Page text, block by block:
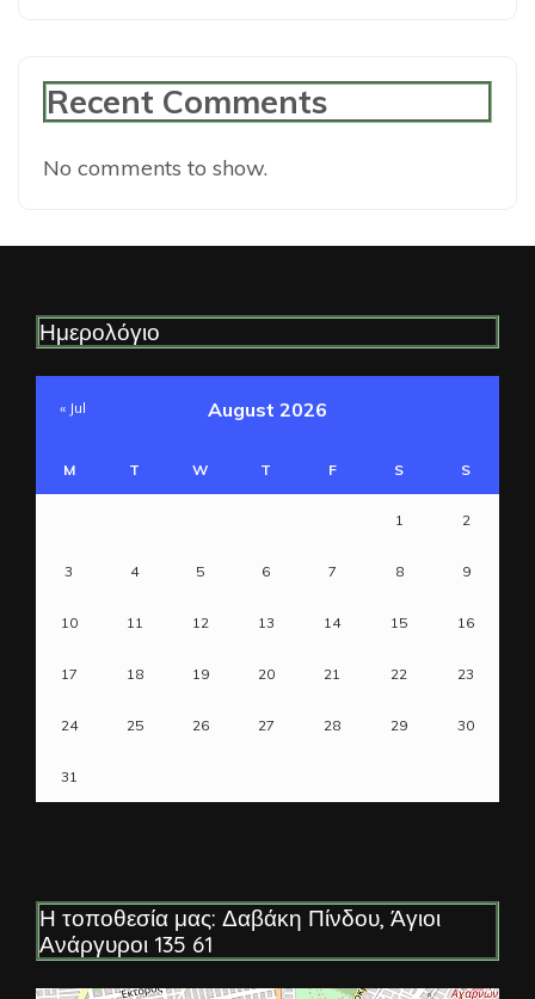
Recent Comments
No comments to show.
Ημερολόγιο
August 2026
M T W T F S S
1 2
3 4 5 6 7 8 9
10 11 12 13 14 15 16
17 18 19 20 21 22 23
24 25 26 27 28 29 30
31
« Jul
Η τοποθεσία μας: Δαβάκη Πίνδου, Άγιοι
Ανάργυροι 135 61